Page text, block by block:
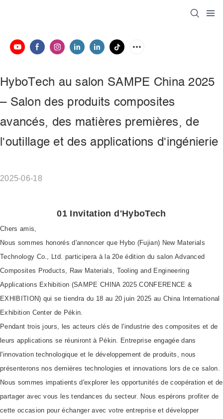
HyboTech au salon SAMPE China 2025
– Salon des produits composites
avancés, des matières premières, de
l'outillage et des applications d'ingénierie
2025-06-18
01 Invitation d'HyboTech
Chers amis,
Nous sommes honorés d'annoncer que Hybo (Fujian) New Materials
Technology Co., Ltd. participera à la 20e édition du salon Advanced
Composites Products, Raw Materials, Tooling and Engineering
Applications Exhibition (SAMPE CHINA 2025 CONFERENCE &
EXHIBITION) qui se tiendra du 18 au 20 juin 2025 au China International
Exhibition Center de Pékin.
Pendant trois jours, les acteurs clés de l'industrie des composites et de
leurs applications se réuniront à Pékin. Entreprise engagée dans
l'innovation technologique et le développement de produits, nous
présenterons nos dernières technologies et innovations lors de ce salon.
Nous sommes impatients d'explorer les opportunités de coopération et de
partager avec vous les tendances du secteur. Nous espérons profiter de
cette occasion pour échanger avec votre entreprise et développer